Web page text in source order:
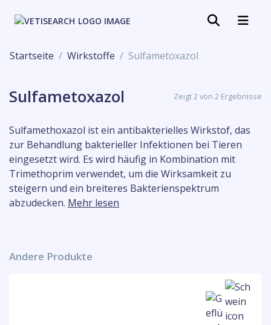
Startseite Wirkstoffe Sulfametoxazol
Sulfametoxazol Zeigt 2 von 2 Ergebnisse
Sulfamethoxazol ist ein antibakterielles Wirkstof, das
zur Behandlung bakterieller Infektionen bei Tieren
eingesetzt wird. Es wird häufig in Kombination mit
Trimethoprim verwendet, um die Wirksamkeit zu
steigern und ein breiteres Bakterienspektrum
abzudecken. Mehr lesen
Andere Produkte